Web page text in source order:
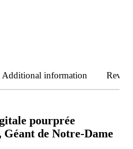
Additional information
pourprée
de Notre-Dame